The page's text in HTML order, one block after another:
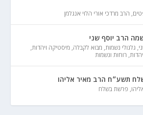
, הרב מרדכי אורי הלוי אנגלמן
הרב יוסף שני
, גלגולי נשמות, מבוא לקבלה, מיסטיקה ויהדות,
, רוחות ונשמות
תשע״ח הרב מאיר אליהו
, פרשת בשלח